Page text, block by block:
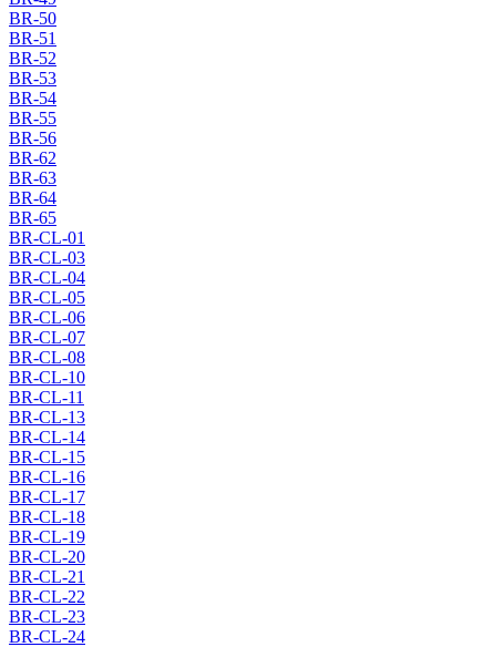
BR-50
BR-51
BR-52
BR-53
BR-54
BR-55
BR-56
BR-62
BR-63
BR-64
BR-65
BR-CL-01
BR-CL-03
BR-CL-04
BR-CL-05
BR-CL-06
BR-CL-07
BR-CL-08
BR-CL-10
BR-CL-11
BR-CL-13
BR-CL-14
BR-CL-15
BR-CL-16
BR-CL-17
BR-CL-18
BR-CL-19
BR-CL-20
BR-CL-21
BR-CL-22
BR-CL-23
BR-CL-24